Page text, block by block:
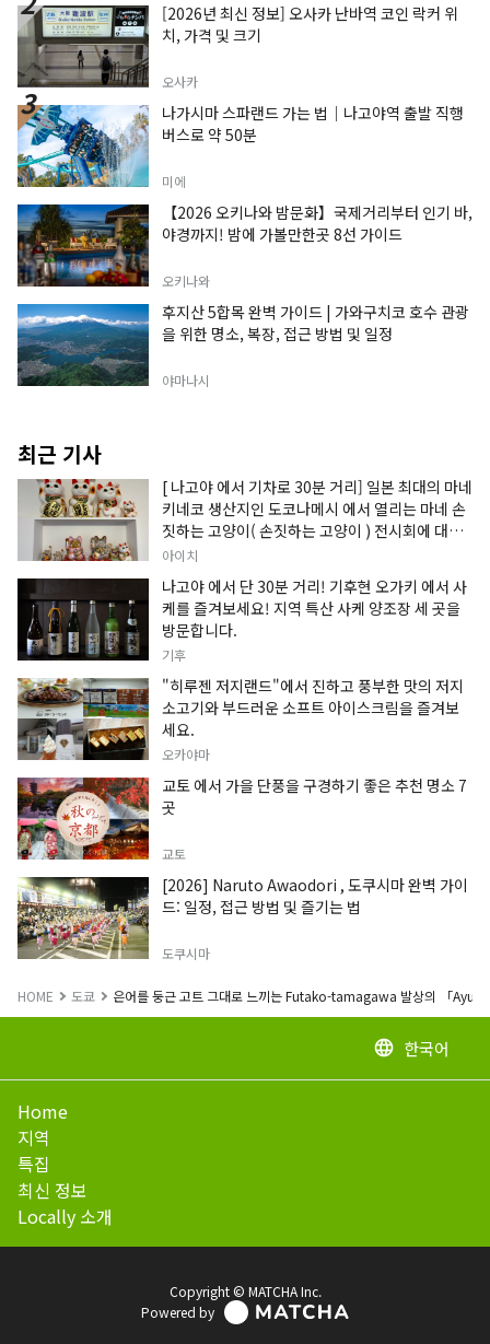
[2026년 최신 정보] 오사카 난바역 코인 락커 위
치, 가격 및 크기
오사카
나가시마 스파랜드 가는 법｜나고야역 출발 직행
버스로 약 50분
미에
【2026 오키나와 밤문화】국제거리부터 인기 바,
야경까지! 밤에 가볼만한곳 8선 가이드
오키나와
후지산 5합목 완벽 가이드 | 가와구치코 호수 관광
을 위한 명소, 복장, 접근 방법 및 일정
야마나시
최근 기사
[ 나고야 에서 기차로 30분 거리] 일본 최대의 마네
키네코 생산지인 도코나메시 에서 열리는 마네 손
짓하는 고양이( 손짓하는 고양이 ) 전시회에 대한
정보입니다.
아이치
나고야 에서 단 30분 거리! 기후현 오가키 에서 사
케를 즐겨보세요! 지역 특산 사케 양조장 세 곳을
방문합니다.
기후
"히루젠 저지랜드"에서 진하고 풍부한 맛의 저지
소고기와 부드러운 소프트 아이스크림을 즐겨보
세요.
오카야마
교토 에서 가을 단풍을 구경하기 좋은 추천 명소 7
곳
교토
[2026] Naruto Awaodori , 도쿠시마 완벽 가이
드: 일정, 접근 방법 및 즐기는 법
도쿠시마
HOME 도쿄 은어를 둥근 고트 그대로 느끼는 Futako-tamagawa 발상의 「
language 한국어
Home
지역
특집
최신 정보
Locally 소개
Copyright © MATCHA Inc.
Powered by